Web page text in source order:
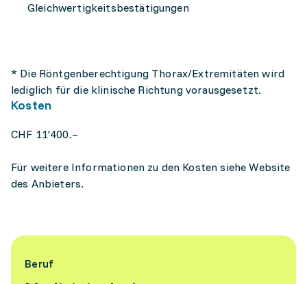
Gleichwertigkeitsbestätigungen
* Die Röntgenberechtigung Thorax/Extremitäten wird
lediglich für die klinische Richtung vorausgesetzt.
Kosten
CHF 11'400.–
Für weitere Informationen zu den Kosten siehe Website
des Anbieters.
Beruf